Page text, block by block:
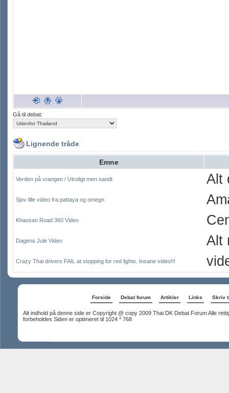
Gå til debat:
Lignende tråde
Emne
Verden på vrangen / Utroligt men sandt Alt
Sjov lille video fra pattaya og omegn
Khaosan Road 360 Video
Dagens Jule Video Alt
Crazy Thai drivers FAIL at stopping for red lights. Insane video!!!
Forside Debat forum Artikler Links Skriv
Alt indhold på denne side er Copyright @ copy 2009 Thai DK Debat Forum Alle
forbeholdes Siden er optimeret til 1024 * 768